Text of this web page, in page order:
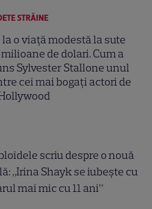
STRĂINE
la o viață modestă la sute
milioane de dolari. Cum a
Sylvester Stallone unul
cei mai bogați actori de
scriu despre o nouă
„Irina Shayk se iubește cu
mai mic cu 11 ani”